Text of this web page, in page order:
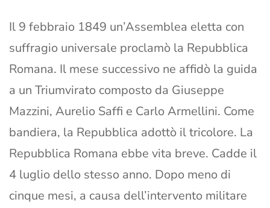
Il 9 febbraio 1849 un’Assemblea eletta con
suffragio universale proclamò la Repubblica
Romana. Il mese successivo ne affidò la guida
a un Triumvirato composto da Giuseppe
Mazzini, Aurelio Saffi e Carlo Armellini. Come
bandiera, la Repubblica adottò il tricolore. La
Repubblica Romana ebbe vita breve. Cadde il
4 luglio dello stesso anno. Dopo meno di
cinque mesi, a causa dell’intervento militare